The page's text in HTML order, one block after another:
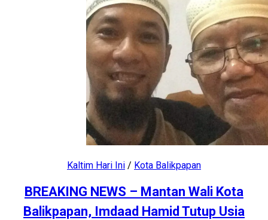
Kaltim Hari Ini / Kota Balikpapan
BREAKING NEWS – Mantan Wali Kota
Balikpapan, Imdaad Hamid Tutup Usia